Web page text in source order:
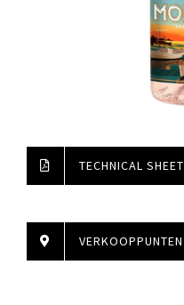
TECHNICAL SHEET
VERKOOPPUNTEN